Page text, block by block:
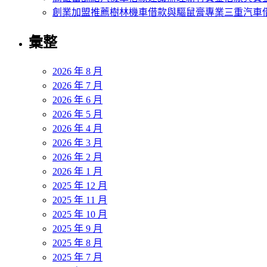
創業加盟推薦樹林機車借款與驅鼠膏專業三重汽車
彙整
2026 年 8 月
2026 年 7 月
2026 年 6 月
2026 年 5 月
2026 年 4 月
2026 年 3 月
2026 年 2 月
2026 年 1 月
2025 年 12 月
2025 年 11 月
2025 年 10 月
2025 年 9 月
2025 年 8 月
2025 年 7 月